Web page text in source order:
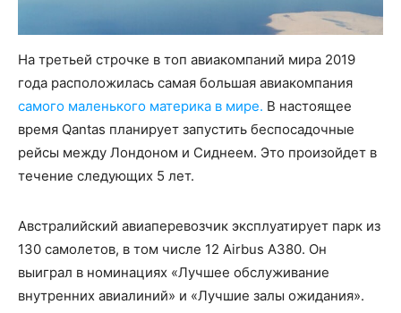
На третьей строчке в топ авиакомпаний мира 2019
года расположилась самая большая авиакомпания
самого маленького материка в мире. В настоящее
время Qantas планирует запустить беспосадочные
рейсы между Лондоном и Сиднеем. Это произойдет в
течение следующих 5 лет.
Австралийский авиаперевозчик эксплуатирует парк из
130 самолетов, в том числе 12 Airbus A380. Он
выиграл в номинациях «Лучшее обслуживание
внутренних авиалиний» и «Лучшие залы ожидания».